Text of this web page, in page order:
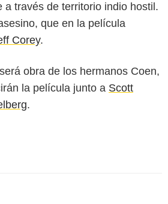
a través de territorio indio hostil.
que en la película
Corey.
obra de los hermanos Coen,
la película junto a Scott
.